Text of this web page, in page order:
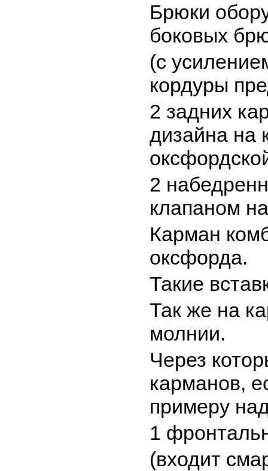
Брюки
боковых
(с
кордуры
2 задних
дизайна на
2
клапаном
Карман
оксфорда.
Такие
Так же на
молнии.
Через
карманов,
примеру
1
(входит